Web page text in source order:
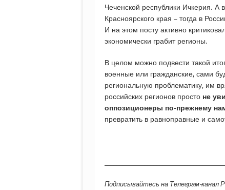
Чеченской республики Ичкерия. А
Красноярского края – тогда в
И на этом посту активно
экономически грабит регионы.
В целом можно подвести такой
военные или гражданские, сами
региональную проблематику, им
российских регионов просто не
оппозиционеры по-прежнему
превратить в равноправные и
Подписывайтесь на Телеграм-канал